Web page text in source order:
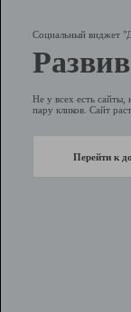
Социальный виджет
Не у всех есть сайты,
пару кликов. Сайт
Перейти к